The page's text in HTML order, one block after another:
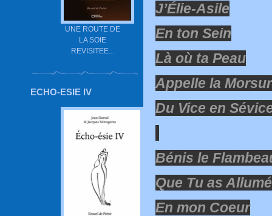
UNE ROUTE DE
LA SOIE
REVISITEE...
ECHO-ESIE IV
J’Élie-Asile
En ton Sein
Là où ta Peau
Appelle la
Du Vice en
Bénis le
Que Tu as Allumé
En mon Coeur